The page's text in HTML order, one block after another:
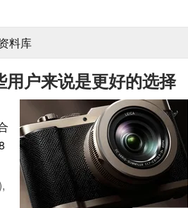
料库
户来说是更好的选择